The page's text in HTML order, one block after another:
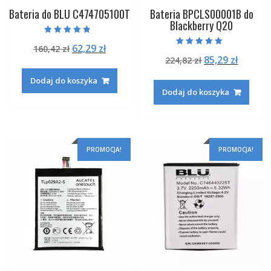
Bateria do BLU C474705100T
4.50
na 5
160,42zł Pierwotna
wynosiła:
160,42 zł.
62,29 złAktualna
62,29 zł.
Dodaj do koszyka
Bateria BPCLS00001B do
Blackberry Q20
5.00
na 5
224,82zł Pierwotna
wynosiła:
224,82 zł.
85,29 zł
85,29
Dodaj do koszyka
PROMOCJA! PROMOCJA!